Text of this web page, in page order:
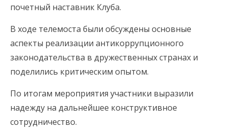
почетный наставник Клуба.
В ходе телемоста были обсуждены основные
аспекты реализации антикоррупционного
законодательства в дружественных странах и
поделились критическим опытом.
По итогам мероприятия участники выразили
надежду на дальнейшее конструктивное
сотрудничество.